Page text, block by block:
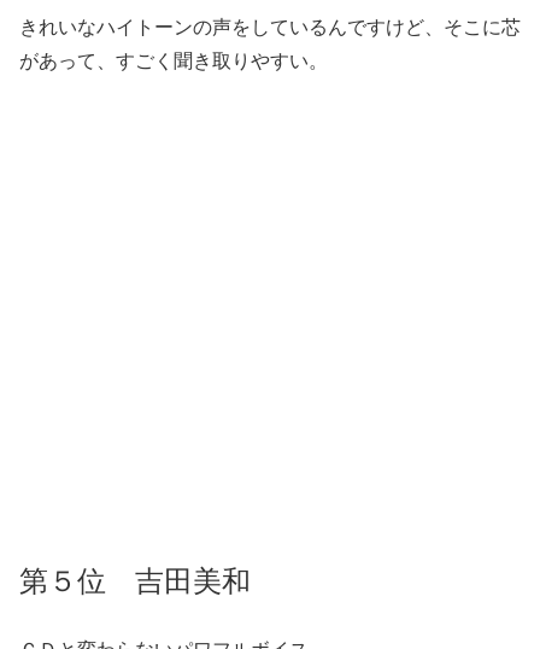
きれいなハイトーンの声をしているんですけど、そこに芯
があって、すごく聞き取りやすい。
第５位 吉田美和